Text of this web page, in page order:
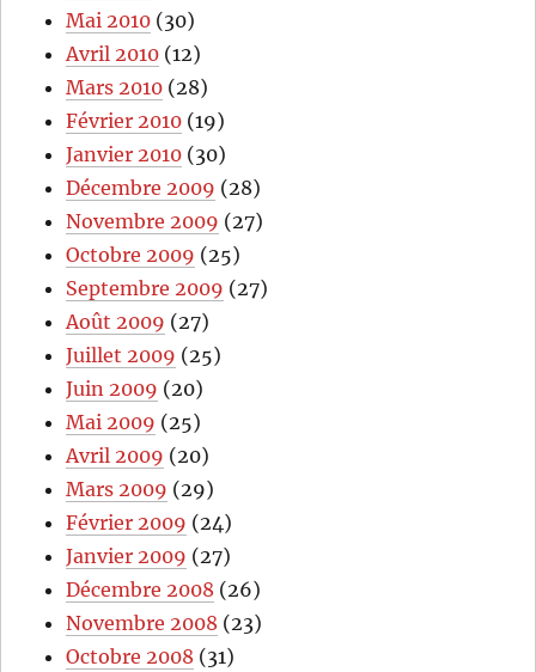
Mai 2010 (30)
Avril 2010 (12)
Mars 2010 (28)
Février 2010 (19)
Janvier 2010 (30)
Décembre 2009 (28)
Novembre 2009 (27)
Octobre 2009 (25)
Septembre 2009 (27)
Août 2009 (27)
Juillet 2009 (25)
Juin 2009 (20)
Mai 2009 (25)
Avril 2009 (20)
Mars 2009 (29)
Février 2009 (24)
Janvier 2009 (27)
Décembre 2008 (26)
Novembre 2008 (23)
Octobre 2008 (31)